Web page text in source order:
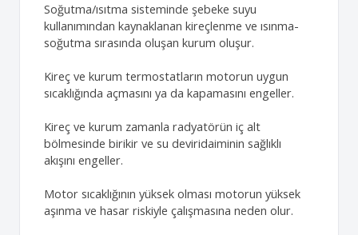
Soğutma/ısıtma sisteminde şebeke suyu
kullanımından kaynaklanan kireçlenme ve ısınma-
soğutma sırasında oluşan kurum oluşur.
Kireç ve kurum termostatların motorun uygun
sıcaklığında açmasını ya da kapamasını engeller.
Kireç ve kurum zamanla radyatörün iç alt
bölmesinde birikir ve su deviridaiminin sağlıklı
akışını engeller.
Motor sıcaklığının yüksek olması motorun yüksek
aşınma ve hasar riskiyle çalışmasına neden olur.